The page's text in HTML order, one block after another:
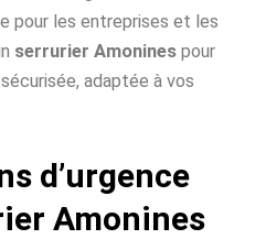
pour les entreprises et les
serrurier Amonines pour
adaptée à vos
d’urgence
Amonines